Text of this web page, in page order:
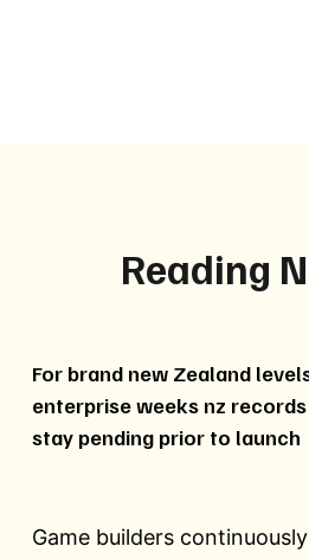
Reading
For brand new Zealand
enterprise weeks nz
stay pending prior to launch
Game builders